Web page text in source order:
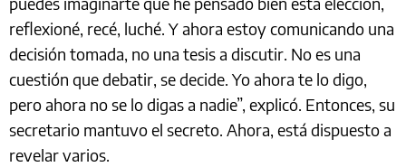
reflexioné, recé, luché. Y ahora estoy comunicando una
decisión tomada, no una tesis a discutir. No es una
cuestión que debatir, se decide. Yo ahora te lo digo,
pero ahora no se lo digas a nadie”, explicó. Entonces, su
secretario mantuvo el secreto. Ahora, está dispuesto a
revelar varios.